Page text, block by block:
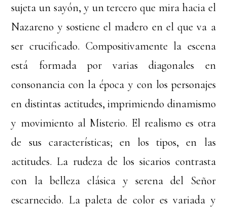
sujeta un sayón, y un tercero que mira hacia el
Nazareno y sostiene el madero en el que va a
ser crucificado. Compositivamente la escena
está formada por varias diagonales en
consonancia con la época y con los personajes
en distintas actitudes, imprimiendo dinamismo
y movimiento al Misterio. El realismo es otra
de sus características; en los tipos, en las
actitudes. La rudeza de los sicarios contrasta
con la belleza clásica y serena del Señor
escarnecido. La paleta de color es variada y